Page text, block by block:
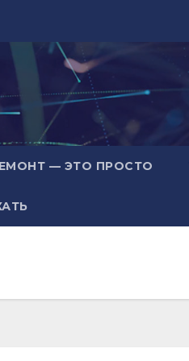
— ЭТО ПРОСТО